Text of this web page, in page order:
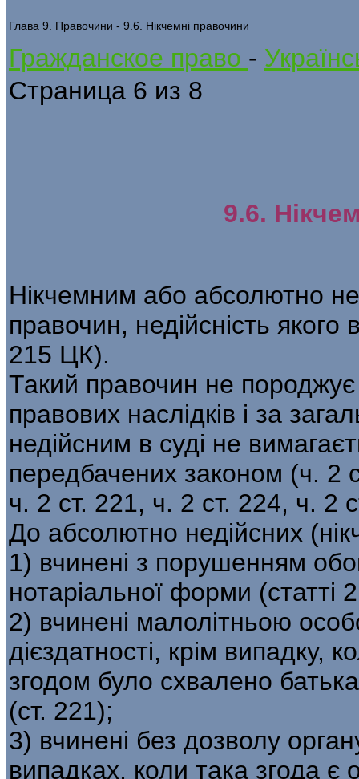
Глава 9. Правочини - 9.6. Нікчемні правочини
Гражданское право -
Страница 6 из 8
9.6.
Нікчемним або абсолютно
правочин, недійсність
215 ЦК).
Такий правочин не
правових наслідків і за
недійсним в суді не
передбачених законом (ч. 2
ч. 2 ст. 221, ч. 2 ст. 224, ч. 2
До абсолютно недійсних
1) вчинені з порушенням
нотаріальної форми
2) вчинені малолітньою
дієздатності, крім випадку,
згодом було схвалено
(ст. 221);
3) вчинені без дозволу
випадках, коли така згода є